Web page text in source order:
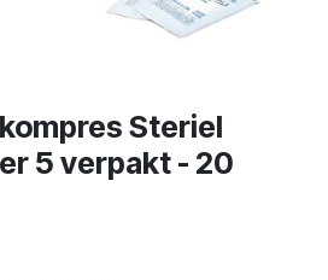
Steriel
5 verpakt - 20